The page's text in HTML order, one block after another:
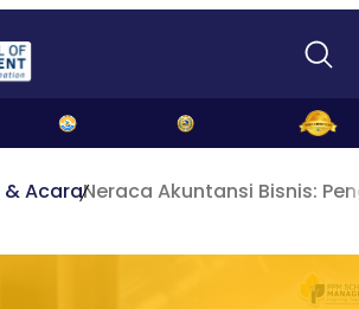
AcaraNeraca Akuntansi Bisnis: